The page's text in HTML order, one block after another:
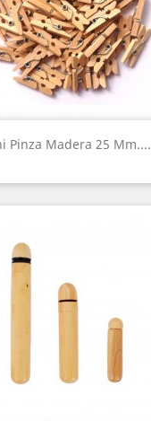
Pinza Madera 25 Mm....